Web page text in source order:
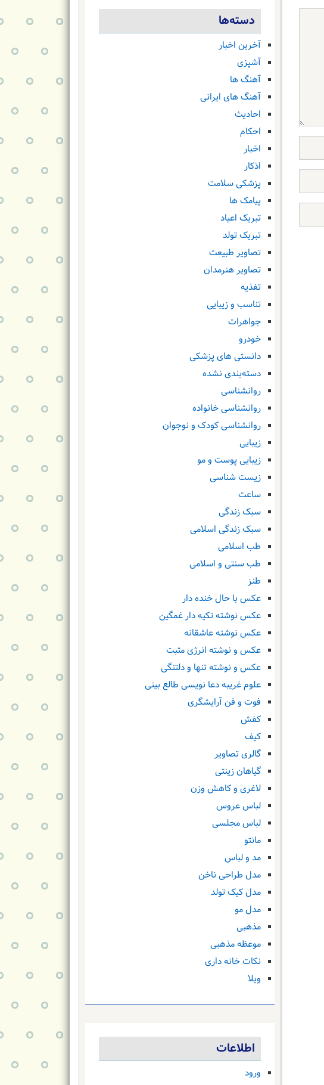
دسته‌ها
آخرین اخبار
آشپزی
آهنگ ها
آهنگ های ایرانی
احادیث
احکام
اخبار
اذکار
پزشکی سلامت
پیامک ها
تبریک اعیاد
تبریک تولد
تصاویر طبیعت
تصاویر هنرمدان
تغذیه
تناسب و زیبایی
جواهرات
خودرو
دانستی های پزشکی
دسته‌بندی نشده
روانشناسی
روانشناسی خانواده
روانشناسی کودک و نوجوان
زیبایی
زیبایی پوست و مو
زیست شناسی
ساعت
سبک زندگی
سبک زندگی اسلامی
طب اسلامی
طب سنتی و اسلامی
طنز
عکس با حال خنده دار
عکس نوشته تکیه دار غمگین
عکس نوشته عاشقانه
عکس و نوشته انرژی مثبت
عکس و نوشته تنها و دلتنگی
علوم غریبه دعا نویسی طالع بینی
فوت و فن آرایشگری
کفش
کیف
گالری تصاویر
گیاهان زینتی
لاغری و کاهش وزن
لباس عروس
لباس مجلسی
مانتو
مد و لباس
مدل طراحی ناخن
مدل کیک تولد
مدل مو
مذهبی
موعظه مذهبی
نکات خانه داری
ویلا
اطلاعات
ورود